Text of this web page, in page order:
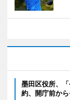
墨田区役所、
約、開庁前か